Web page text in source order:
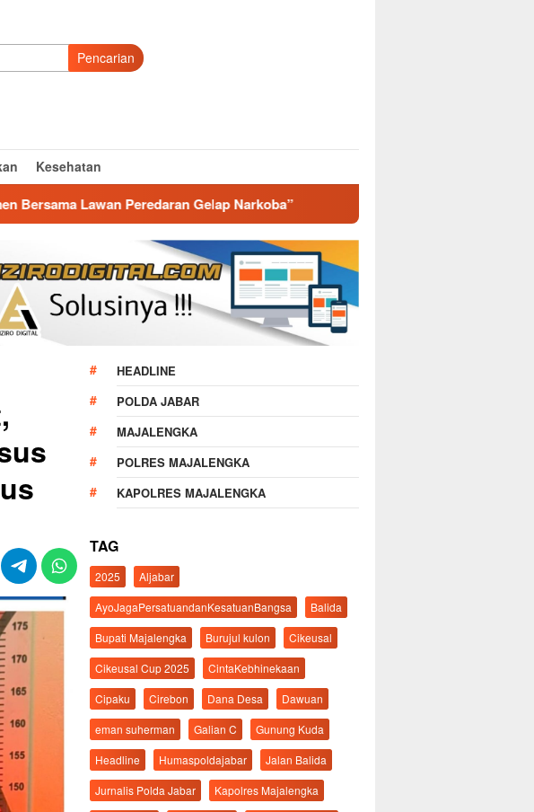
Pencarian
Kesehatan
Gelap Narkoba” Polsek Cikijing Laksanakan Patroli SPPG,
HEADLINE
POLDA JABAR
MAJALENGKA
POLRES MAJALENGKA
KAPOLRES MAJALENGKA
TAG
2025
Aljabar
AyoJagaPersatuandanKesatuanBangsa
Balida
Bupati Majalengka
Burujul kulon
Cikeusal
Cikeusal Cup 2025
CintaKebhinekaan
Cipaku
Cirebon Dana Desa
Dawuan
eman suherman
Galian C
Gunung Kuda
Headline
Humaspoldajabar
Jalan Balida
Jurnalis Polda Jabar
Kapolres Majalengka